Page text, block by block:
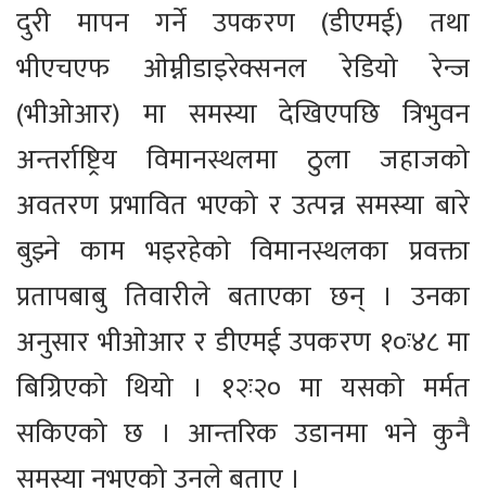
दुरी मापन गर्ने उपकरण (डीएमई) तथा
भीएचएफ ओम्नीडाइरेक्सनल रेडियो रेन्ज
(भीओआर) मा समस्या देखिएपछि त्रिभुवन
अन्तर्राष्ट्रिय विमानस्थलमा ठुला जहाजको
अवतरण प्रभावित भएको र उत्पन्न समस्या बारे
बुझ्ने काम भइरहेको विमानस्थलका प्रवक्ता
प्रतापबाबु तिवारीले बताएका छन् । उनका
अनुसार भीओआर र डीएमई उपकरण १०ः४८ मा
बिग्रिएको थियो । १२ः२० मा यसको मर्मत
सकिएको छ । आन्तरिक उडानमा भने कुनै
समस्या नभएको उनले बताए ।